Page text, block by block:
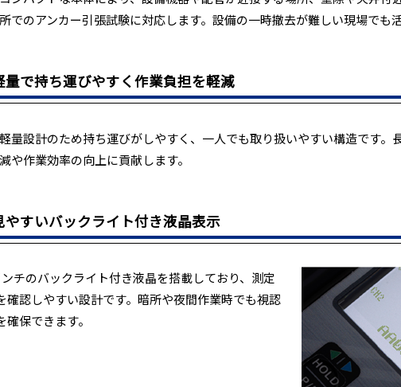
所でのアンカー引張試験に対応します。設備の一時撤去が難しい現場でも
量で持ち運びやすく作業負担を軽減
軽量設計のため持ち運びがしやすく、一人でも取り扱いやすい構造です。
減や作業効率の向上に貢献します。
やすいバックライト付き液晶表示
チのバックライト付き液晶を搭載しており、測定
確認しやすい設計です。暗所や夜間作業時でも視認
確保できます。